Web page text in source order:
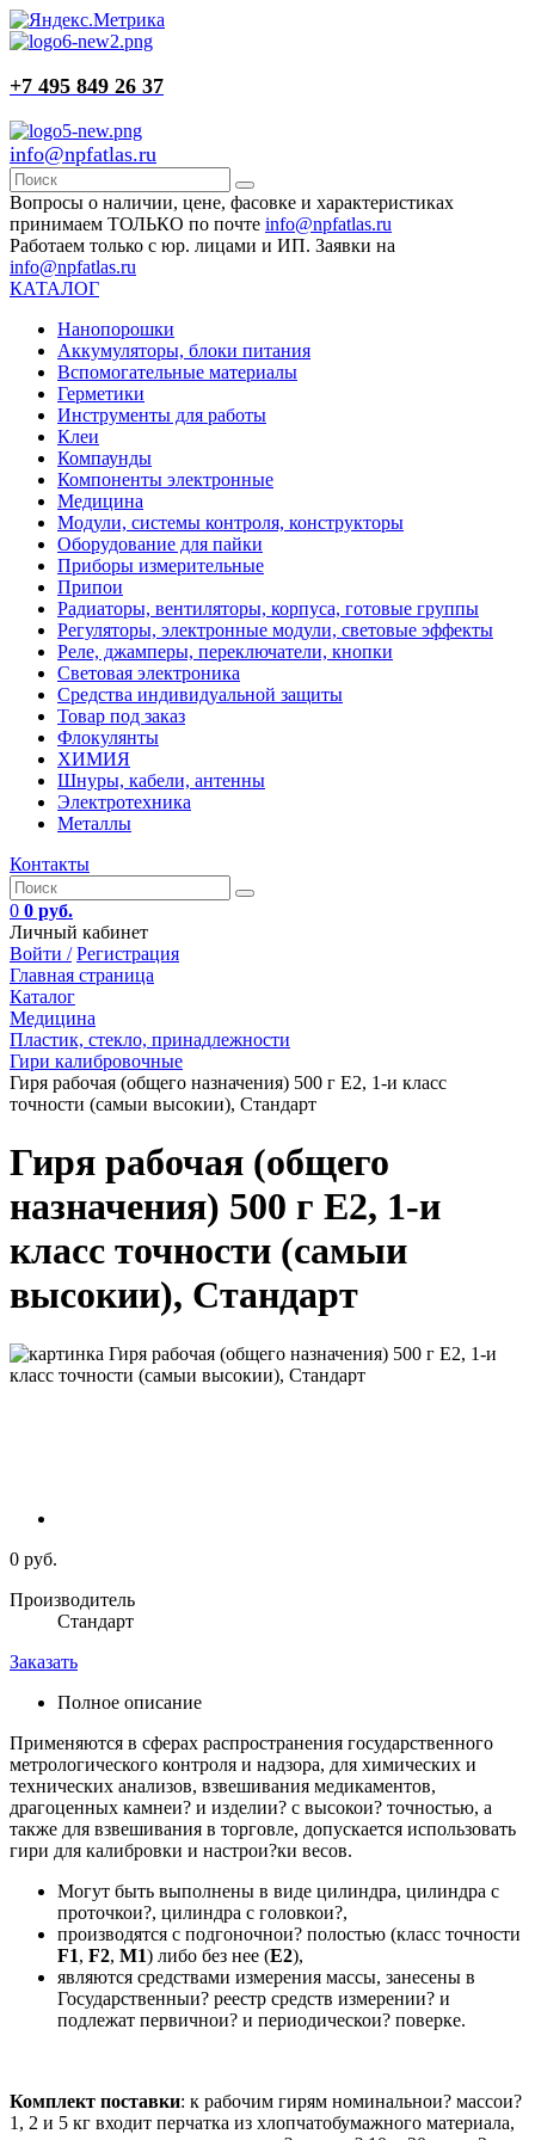
+7 495 849 26 37
info@npfatlas.ru
Вопросы о наличии, цене, фасовке и характеристиках
принимаем ТОЛЬКО по почте info@npfatlas.ru
Работаем только с юр. лицами и ИП. Заявки на
info@npfatlas.ru
КАТАЛОГ
Нанопорошки
Аккумуляторы, блоки питания
Вспомогательные материалы
Герметики
Инструменты для работы
Клеи
Компаунды
Компоненты электронные
Медицина
Модули, системы контроля, конструкторы
Оборудование для пайки
Приборы измерительные
Припои
Радиаторы, вентиляторы, корпуса, готовые группы
Регуляторы, электронные модули, световые эффекты
Реле, джамперы, переключатели, кнопки
Световая электроника
Средства индивидуальной защиты
Товар под заказ
Флокулянты
ХИМИЯ
Шнуры, кабели, антенны
Электротехника
Металлы
Контакты
0 0 руб.
Личный кабинет
Войти / Регистрация
Главная страница
Каталог
Медицина
Пластик, стекло, принадлежности
Гири калибровочные
Гиря рабочая (общего назначения) 500 г E2, 1-и класс
точности (самыи высокии), Стандарт
Гиря рабочая (общего
назначения) 500 г E2, 1-и
класс точности (самыи
высокии), Стандарт
0 руб.
Производитель
Стандарт
Заказать
Полное описание
Применяются в сферах распространения государственного
метрологического контроля и надзора, для химических и
технических анализов, взвешивания медикаментов,
драгоценных камнеи? и изделии? с высокои? точностью, а
также для взвешивания в торговле, допускается использовать
гири для калибровки и настрои?ки весов.
Могут быть выполнены в виде цилиндра, цилиндра с
проточкои?, цилиндра с головкои?,
производятся с подгоночнои? полостью (класс точности
F1, F2, M1) либо без нее (E2),
являются средствами измерения массы, занесены в
Государственныи? реестр средств измерении? и
подлежат первичнои? и периодическои? поверке.
Комплект поставки: к рабочим гирям номинальнои? массои?
1, 2 и 5 кг входит перчатка из хлопчатобумажного материала,